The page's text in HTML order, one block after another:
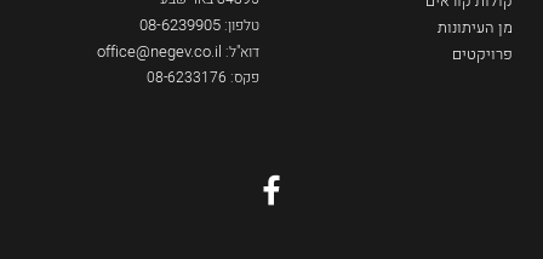
מן העיתונות
פרויקטים
טלפון:08-6239905
דוא"ל: office@negev.co.il
פקס: 08-6233176